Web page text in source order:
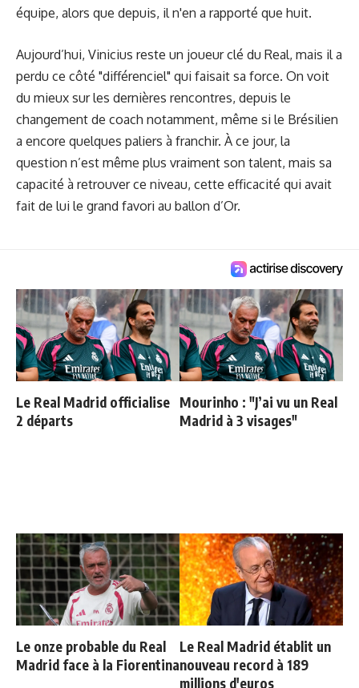
équipe, alors que depuis, il n'en a rapporté que huit.
Aujourd’hui, Vinicius reste un joueur clé du Real, mais il a
perdu ce côté "différenciel" qui faisait sa force. On voit
du mieux sur les dernières rencontres, depuis le
changement de coach notamment, même si le Brésilien
a encore quelques paliers à franchir. À ce jour, la
question n’est même plus vraiment son talent, mais sa
capacité à retrouver ce niveau, cette efficacité qui avait
fait de lui le grand favori au ballon d’Or.
Le Real Madrid officialise
2 départs
Mourinho : "J’ai vu un Real
Madrid à 3 visages"
Le onze probable du Real
Madrid face à la Fiorentina
Le Real Madrid établit un
nouveau record à 189
millions d'euros